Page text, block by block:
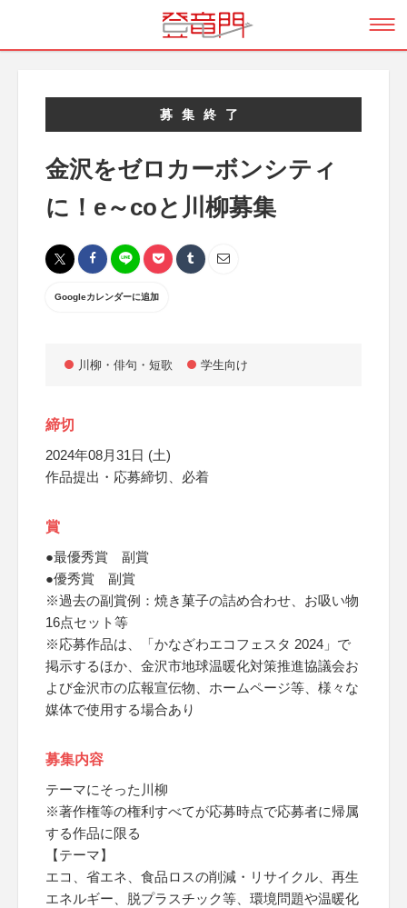
募集終了
金沢をゼロカーボンシティ
に！e～coと川柳募集
Googleカレンダーに追加
川柳・俳句・短歌 学生向け
締切
2024年08月31日 (土)
作品提出・応募締切、必着
賞
●最優秀賞 副賞
●優秀賞 副賞
※過去の副賞例：焼き菓子の詰め合わせ、お吸い物
16点セット等
※応募作品は、「かなざわエコフェスタ 2024」で
掲示するほか、金沢市地球温暖化対策推進協議会お
よび金沢市の広報宣伝物、ホームページ等、様々な
媒体で使用する場合あり
募集内容
テーマにそった川柳
※著作権等の権利すべてが応募時点で応募者に帰属
する作品に限る
【テーマ】
エコ、省エネ、食品ロスの削減・リサイクル、再生
エネルギー、脱プラスチック等、環境問題や温暖化